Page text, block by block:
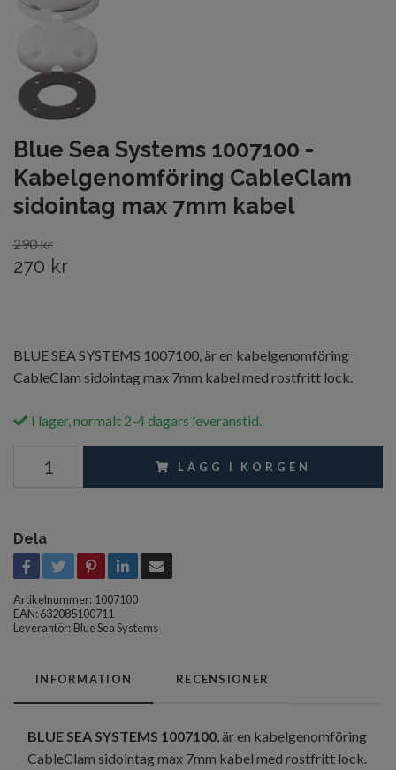
Blue Sea Systems 1007100 -
Kabelgenomföring CableClam
sidointag max 7mm kabel
290 kr
270 kr
BLUE SEA SYSTEMS 1007100, är en kabelgenomföring
CableClam sidointag max 7mm kabel med rostfritt lock.
I lager, normalt 2-4 dagars leveranstid.
LÄGG I KORGEN
Dela
Artikelnummer: 1007100
EAN: 632085100711
Leverantör: Blue Sea Systems
INFORMATION RECENSIONER
BLUE SEA SYSTEMS 1007100, är en kabelgenomföring
CableClam sidointag max 7mm kabel med rostfritt lock.